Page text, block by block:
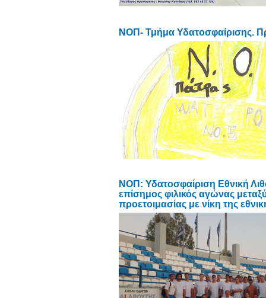
ΝΟΠ- Τμήμα Υδατοσφαίρισης.
ΝΟΠ: Υδατοσφαίριση Εθνική
επίσημος φιλικός αγώνας
προετοιμασίας με νίκη της